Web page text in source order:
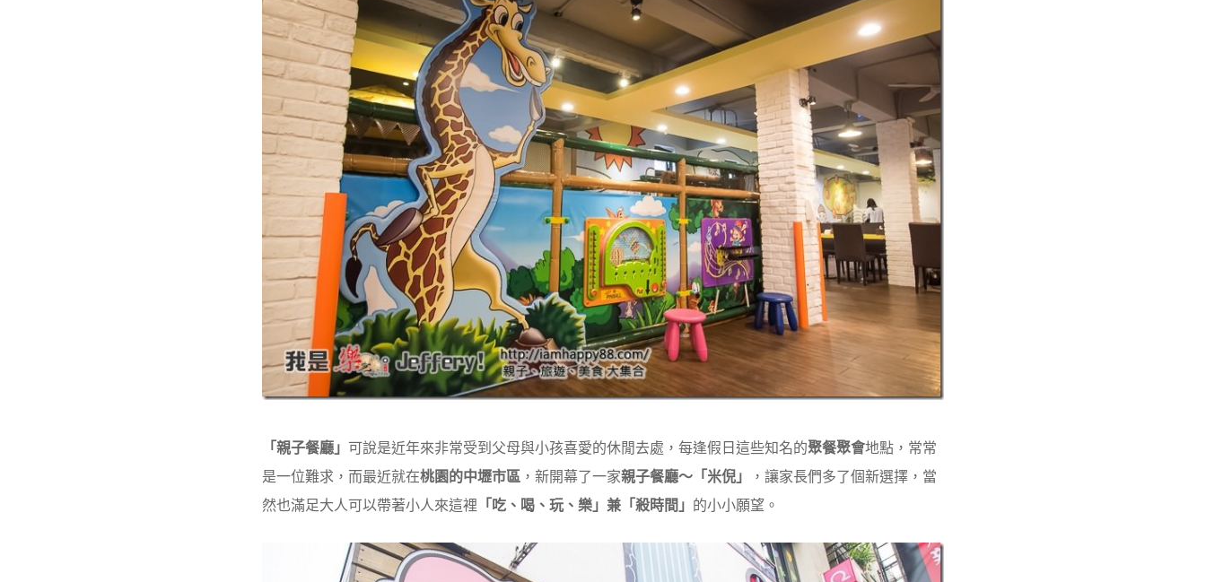
「親子餐廳」 可說是近年來非常受到父母與小孩喜愛的休閒去處，每逢假日這些知名的聚餐聚會地點，常常
是一位難求，而最近就在桃園的中壢市區 ，新開幕了一家親子餐廳～「米倪」
，讓家長們多了個新選擇，當
然也滿足大人可以帶著小人來這裡 「吃、喝、玩、樂」兼「殺時間」 的小小願望。